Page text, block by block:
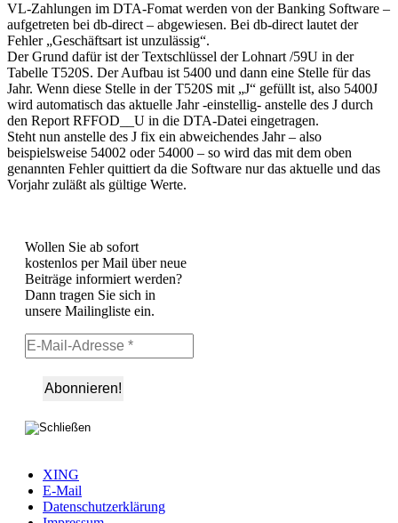
VL-Zahlungen im DTA-Fomat werden von der Banking Software –
aufgetreten bei db-direct – abgewiesen. Bei db-direct lautet der
Fehler „Geschäftsart ist unzulässig“.
Der Grund dafür ist der Textschlüssel der Lohnart /59U in der
Tabelle T520S. Der Aufbau ist 5400 und dann eine Stelle für das
Jahr. Wenn diese Stelle in der T520S mit „J“ gefüllt ist, also 5400J
wird automatisch das aktuelle Jahr -einstellig- anstelle des J durch
den Report RFFOD__U in die DTA-Datei eingetragen.
Steht nun anstelle des J fix ein abweichendes Jahr – also
beispielsweise 54002 oder 54000 – so wird das mit dem oben
genannten Fehler quittiert da die Software nur das aktuelle und das
Vorjahr zuläßt als gültige Werte.
Wollen Sie ab sofort
kostenlos per Mail über neue
Beiträge informiert werden?
Dann tragen Sie sich in
unsere Mailingliste ein.
XING
E-Mail
Datenschutzerklärung